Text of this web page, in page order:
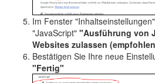
Im Fenster
"JavaScript" "Ausführung von
Websites zulassen
Bestätigen Sie Ihre neue
"Fertig"